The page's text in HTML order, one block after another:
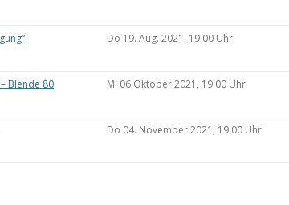
Do 19. Aug. 2021, 19:00 Uhr
Blende 80 Mi 06.Oktober 2021, 19.00 Uhr
Do 04. November 2021, 19:00 Uhr